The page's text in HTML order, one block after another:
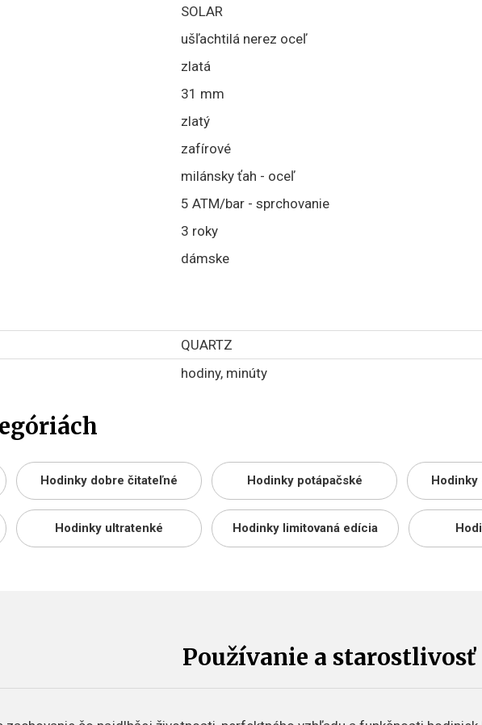
SOLAR
ušľachtilá nerez oceľ
zlatá
31 mm
zlatý
zafírové
milánsky ťah - oceľ
5 ATM/bar - sprchovanie
3 roky
dámske
QUARTZ
hodiny, minúty
Hodinky dobre čitateľné Hodinky potápačské Hodinky
Hodinky ultratenké Hodinky limitovaná edícia
Používanie a starostlivosť